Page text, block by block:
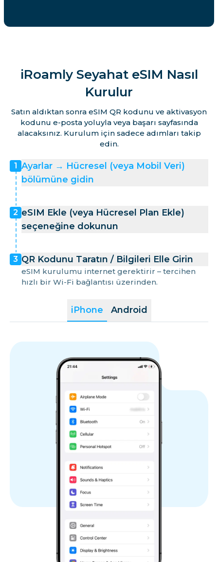
iRoamly Seyahat eSIM Nasıl
Kurulur
Satın aldıktan sonra eSIM QR kodunu ve aktivasyon
kodunu e-posta yoluyla veya başarı sayfasında
alacaksınız. Kurulum için sadece adımları takip
edin.
iPhone Android
1
Ayarlar → Hücresel (veya Mobil Veri)
bölümüne gidin
2 eSIM Ekle (veya Hücresel Plan Ekle)
seçeneğine dokunun
3 QR Kodunu Taratın / Bilgileri Elle Girin
eSIM kurulumu internet gerektirir – tercihen
hızlı bir Wi-Fi bağlantısı üzerinden.